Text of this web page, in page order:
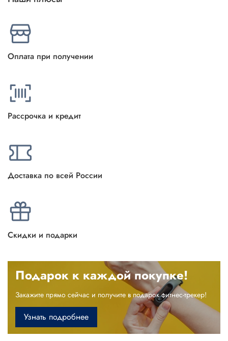
Оплата при получении
Рассрочка и кредит
Доставка по всей России
Скидки и подарки
Подарок к каждой покупке!
Закажите прямо сейчас и получите в подарок фитнес-трекер!
Узнать подробнее